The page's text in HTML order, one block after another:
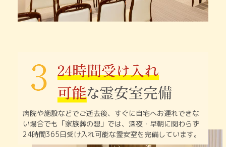
病院や施設などでご逝去後、すぐに自宅へお連れできな
い場合でも「家族葬の想」では、深夜・早朝に関わらず
24時間365日受け入れ可能な霊安室を完備しています。